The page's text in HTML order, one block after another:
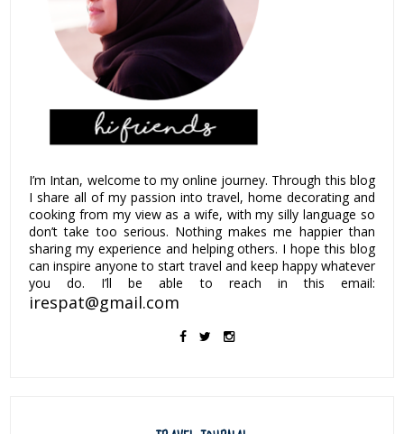
I’m Intan, welcome to my online journey. Through this blog
I share all of my passion into travel, home decorating and
cooking from my view as a wife, with my silly language so
don’t take too serious. Nothing makes me happier than
sharing my experience and helping others. I hope this blog
can inspire anyone to start travel and keep happy whatever
you do. I’ll be able to reach in this email:
irespat@gmail.com